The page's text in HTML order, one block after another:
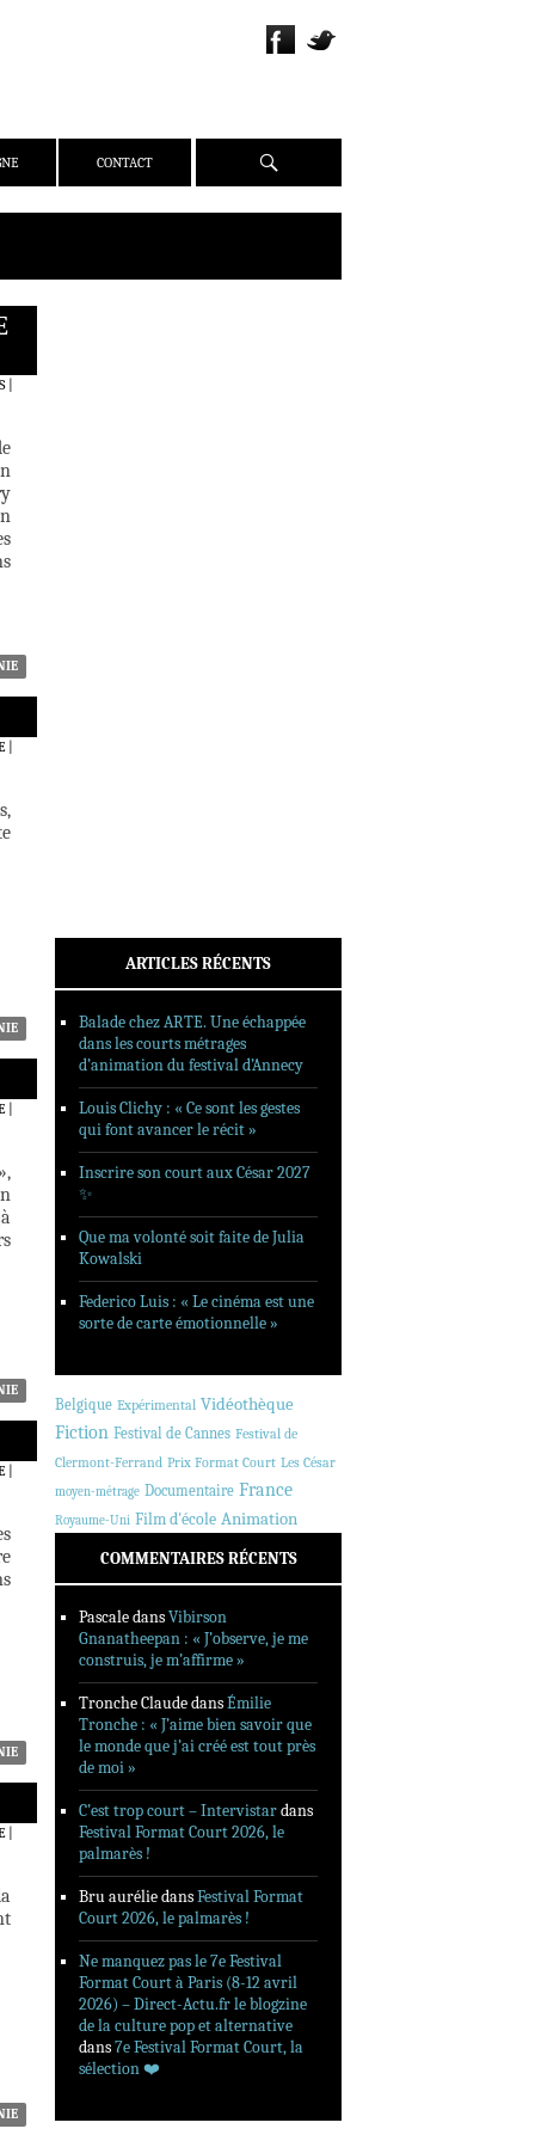
CONTACT Recherche
|
|
|
|
|
ARTICLES RÉCENTS
Balade chez ARTE. Une échappée
dans les courts métrages
d’animation du festival d’Annecy
Louis Clichy : « Ce sont les gestes
qui font avancer le récit »
Inscrire son court aux César 2027
✨
Que ma volonté soit faite de Julia
Kowalski
Federico Luis : « Le cinéma est une
sorte de carte émotionnelle »
Belgique Expérimental Vidéothèque
Fiction Festival de Cannes Festival de
Clermont-Ferrand Prix Format Court Les César
moyen-métrage Documentaire France
Royaume-Uni Film d'école Animation
COMMENTAIRES RÉCENTS
PascaledansVibirson
Gnanatheepan : « J’observe, je me
construis, je m’affirme »
Tronche ClaudedansÉmilie
Tronche : « J’aime bien savoir que
le monde que j’ai créé est tout près
de moi »
C’est trop court – Intervistardans
Festival Format Court 2026, le
palmarès !
Bru auréliedansFestival Format
Court 2026, le palmarès !
Ne manquez pas le 7e Festival
Format Court à Paris (8-12 avril
2026) – Direct-Actu.fr le blogzine
de la culture pop et alternative
dans7e Festival Format Court, la
sélection ❤️‍